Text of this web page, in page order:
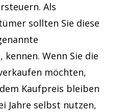
Als
sollten Sie diese
Wenn Sie die
möchten,
Kaufpreis bleiben
Jahre selbst nutzen,